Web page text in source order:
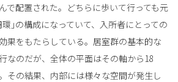
で配置された。どちらに歩いて行っても元
｣の構成になっていて、入所者にとっての
果をもたらしている。居室群の基本的な
なのだが、全体の平面はその軸から18
その結果、内部には様々な空間が発生し